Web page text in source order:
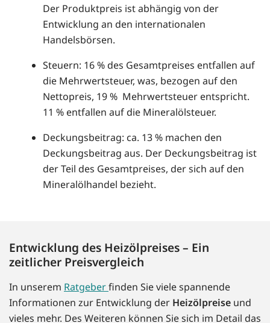
Der Produktpreis ist abhängig von der
Entwicklung an den internationalen
Handelsbörsen.
Steuern: 16 % des Gesamtpreises entfallen auf
die Mehrwertsteuer, was, bezogen auf den
Nettopreis, 19 % Mehrwertsteuer entspricht.
11 % entfallen auf die Mineralölsteuer.
Deckungsbeitrag: ca. 13 % machen den
Deckungsbeitrag aus. Der Deckungsbeitrag ist
der Teil des Gesamtpreises, der sich auf den
Mineralölhandel bezieht.
Entwicklung des Heizölpreises – Ein
zeitlicher Preisvergleich
In unserem Ratgeberfinden Sie viele spannende
Informationen zur Entwicklung der Heizölpreise und
vieles mehr. Des Weiteren können Sie sich im Detail das